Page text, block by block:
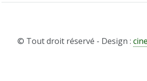
© Tout droit réservé - Design :